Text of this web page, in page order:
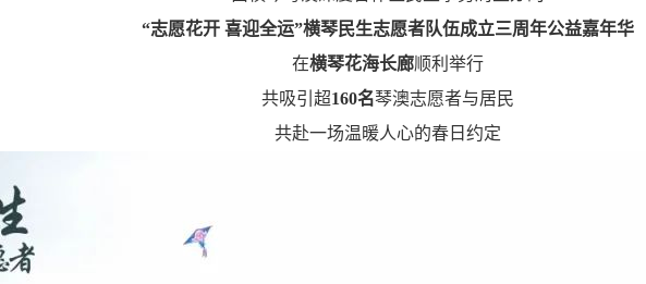
“志愿花开 喜迎全运”横琴民生志愿者队伍成立三周年公益嘉年华
在横琴花海长廊顺利举行
共吸引超160名琴澳志愿者与居民
共赴一场温暖人心的春日约定